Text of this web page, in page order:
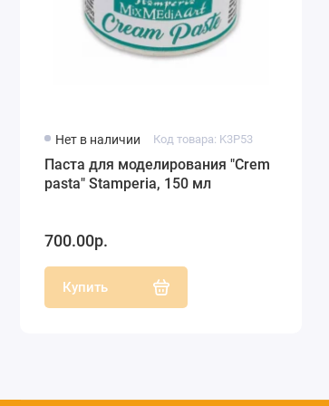
Нет в наличии Код товара: K3P53
Паста для моделирования "Crеm
pasta" Stamperia, 150 мл
700.00р.
Купить